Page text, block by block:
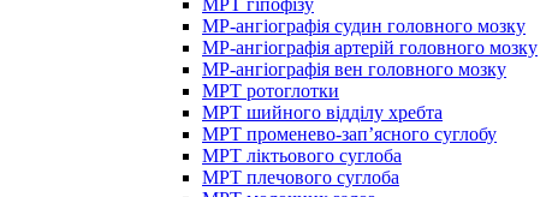
МРТ гіпофізу
МР-ангіографія судин головного мозку
МР-ангіографія артерій головного мозку
МР-ангіографія вен головного мозку
МРТ ротоглотки
МРТ шийного відділу хребта
МРТ променево-зап’ясного суглобу
МРТ ліктьового суглоба
МРТ плечового суглоба